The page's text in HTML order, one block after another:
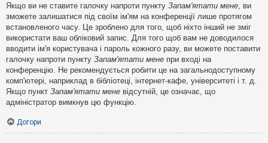
Якщо ви не ставите галочку напроти пункту Запам'ятати мене , ви
зможете залишатися під своїм ім'ям на конференції лише протягом
встановленого часу. Це зроблено для того, щоб ніхто інший не зміг
використати ваш обліковий запис. Для того щоб вам не доводилося
вводити ім'я користувача і пароль кожного разу, ви можете поставити
галочку напроти пункту Запам'ятати мене при вході на
конференцію. Не рекомендується робити це на загальнодоступному
комп'ютері, наприклад в бібліотеці, інтернет-кафе, університеті і т. д.
Якщо пункт Запам'ятати мене відсутній, це означає, що
адміністратор вимкнув цю функцію.
Догори